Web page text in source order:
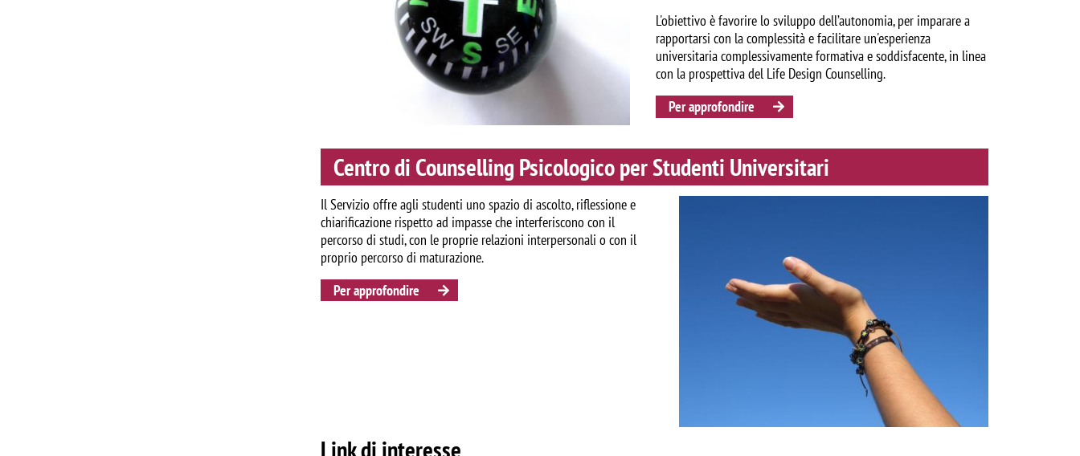
L'obiettivo è favorire lo sviluppo dell’autonomia, per imparare a
rapportarsi con la complessità e facilitare un'esperienza
universitaria complessivamente formativa e soddisfacente, in linea
con la prospettiva del Life Design Counselling.
Per approfondire
Centro di Counselling Psicologico per Studenti Universitari
Il Servizio offre agli studenti uno spazio di ascolto, riflessione e
chiarificazione rispetto ad impasse che interferiscono con il
percorso di studi, con le proprie relazioni interpersonali o con il
proprio percorso di maturazione.
Per approfondire
Link di interesse